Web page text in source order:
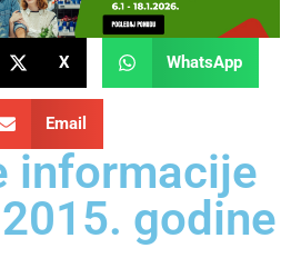
X WhatsApp
Email
informacije
godine